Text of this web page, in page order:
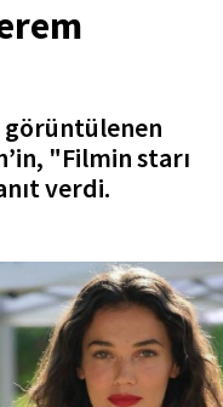
görüntülenen
"Filmin starı
verdi.